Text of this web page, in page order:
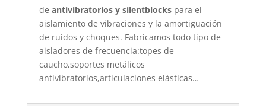
de antivibratorios y silentblockspara el
aislamiento de vibraciones y la amortiguación
de ruidos y choques. Fabricamos todo tipo de
aisladores de frecuencia:topes de
caucho,soportes metálicos
antivibratorios,articulaciones elásticas…